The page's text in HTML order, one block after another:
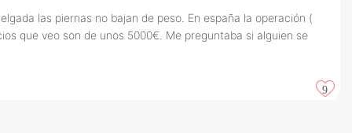
las piernas no bajan de peso. En españa la operación (
que veo son de unos 5000€. Me preguntaba si alguien se
9